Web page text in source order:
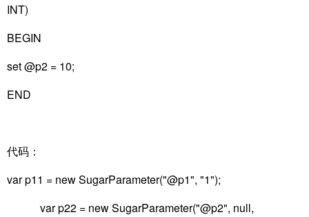
INT)
BEGIN
set @p2 = 10;
END
代码：
var p11 = new SugarParameter("@p1", "1");
var p22 = new SugarParameter("@p2", null,